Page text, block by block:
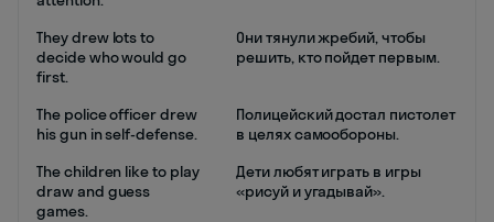
They drew lots to
decide who would go
first.
Они тянули жребий, чтобы
решить, кто пойдет первым.
The police officer drew
his gun in self-defense.
Полицейский достал пистолет
в целях самообороны.
The children like to play
draw and guess
games.
Дети любят играть в игры
«рисуй и угадывай».